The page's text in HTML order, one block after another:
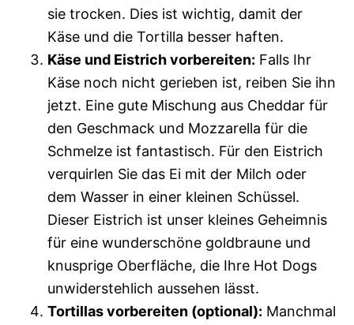
sie trocken. Dies ist wichtig, damit der
Käse und die Tortilla besser haften.
Käse und Eistrich vorbereiten: Falls Ihr
Käse noch nicht gerieben ist, reiben Sie ihn
jetzt. Eine gute Mischung aus Cheddar für
den Geschmack und Mozzarella für die
Schmelze ist fantastisch. Für den Eistrich
verquirlen Sie das Ei mit der Milch oder
dem Wasser in einer kleinen Schüssel.
Dieser Eistrich ist unser kleines Geheimnis
für eine wunderschöne goldbraune und
knusprige Oberfläche, die Ihre Hot Dogs
unwiderstehlich aussehen lässt.
Tortillas vorbereiten (optional): Manchmal